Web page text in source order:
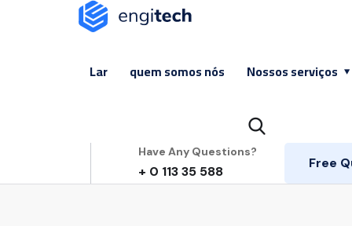
Lar quem somos nós Nossos serviços
Have Any Questions?
+ 0 113 35 588
Free